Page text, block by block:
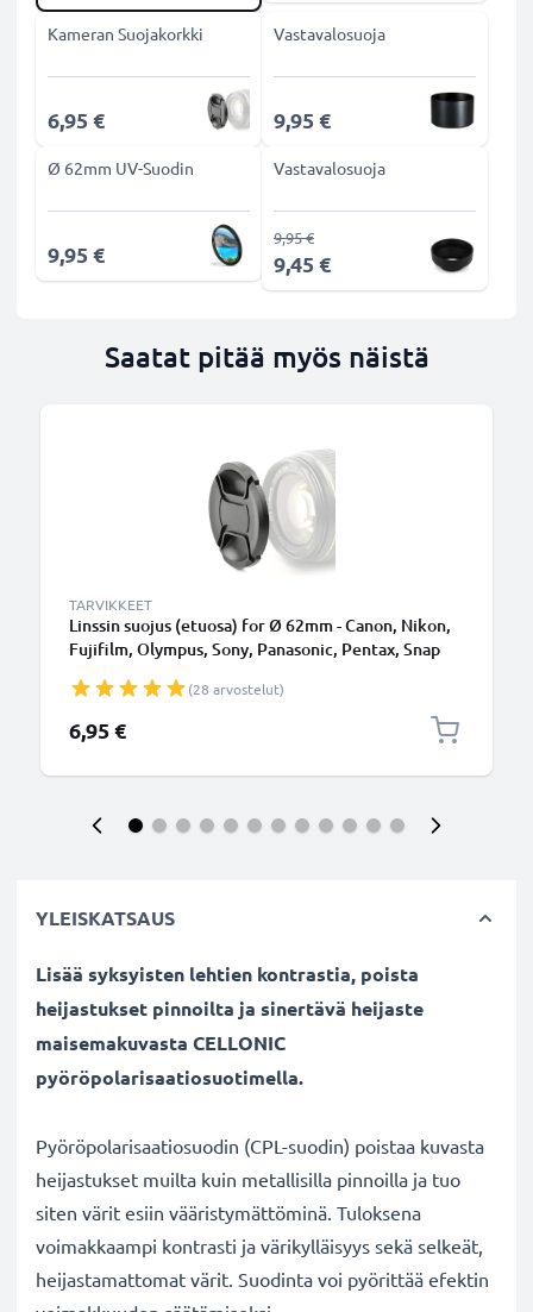
Kameran Suojakorkki
6,95 €
Vastavalosuoja
9,95 €
Ø 62mm UV-Suodin
9,95 €
Vastavalosuoja
9,45 €
9,95 €
Saatat pitää myös näistä
TARVIKKEET
Linssin suojus (etuosa) for Ø 62mm - Canon, Nikon,
Fujifilm, Olympus, Sony, Panasonic, Pentax, Snap
(28 arvostelut)
6,95 €
YLEISKATSAUS
Lisää syksyisten lehtien kontrastia, poista
heijastukset pinnoilta ja sinertävä heijaste
maisemakuvasta CELLONIC
pyöröpolarisaatiosuotimella.
Pyöröpolarisaatiosuodin (CPL-suodin) poistaa kuvasta
heijastukset muilta kuin metallisilla pinnoilla ja tuo
siten värit esiin vääristymättöminä. Tuloksena
voimakkaampi kontrasti ja värikylläisyys sekä selkeät,
heijastamattomat värit. Suodinta voi pyörittää efektin